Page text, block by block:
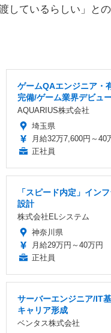
ているらしい」と
ゲームQAエンジニア・
完備/ゲーム業界デビュ
AQUARIUS株式会社
埼玉県
月給32万7,600円～40
正社員
「スピード内定」イン
設計
株式会社ELシステム
神奈川県
月給29万円～40万円
正社員
サーバーエンジニア/IT
キャリア形成
ベンタス株式会社